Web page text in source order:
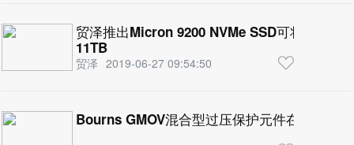
贸泽推出Micron 9200 NVMe SSD可将数据中
11TB
贸泽 2019-06-27 09:54:50
Bourns GMOV混合型过压保护元件在贸泽开售